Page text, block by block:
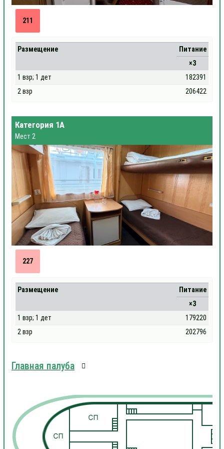
211
Размещение
Питание
×3
1 взр; 1 дет
182391
2 взр
206422
Категория 1А
Мест 2
227
Размещение
Питание
×3
1 взр; 1 дет
179220
2 взр
202796
Главная палуба